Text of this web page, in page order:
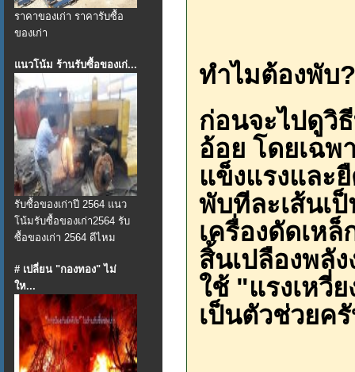
ราคาของเก่า ราคารับซื้อ
ของเก่า
แนวโน้ม ร้านรับซื้อของเก่...
รับซื้อของเก่าปี 2564 แนว
โน้มรับซื้อของเก่า2564 รับ
ซื้อของเก่า 2564 ดีไหม
# เปลี่ยน "กองทอง" ไม่
ให...
ทำไมต้องพับ
ก่อนจะไปดูวิ
อ้อย โดยเฉ
แข็งแรงและ
พับทีละเส้นเ
เครื่องดัดเห
สิ้นเปลืองพลั
ใช้ "แรงเหวี่
เป็นตัวช่วยค